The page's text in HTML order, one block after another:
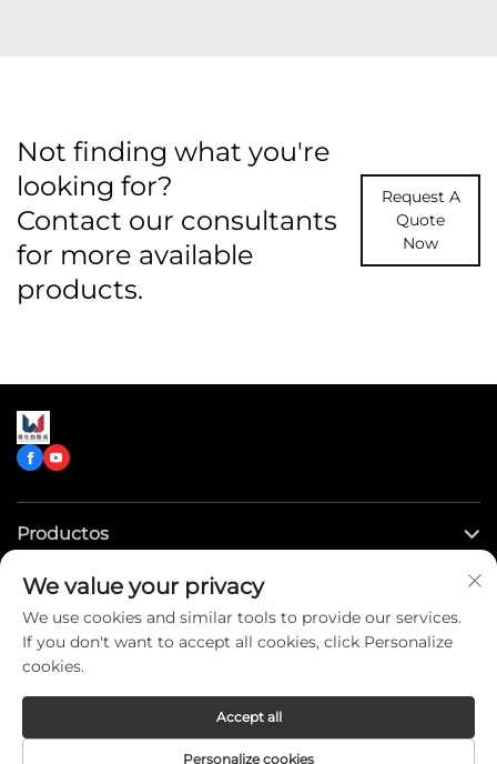
Not finding what you're
looking for?
Contact our consultants
for more available
products.
Request A
Quote
Now
Productos
Enlaces rápidos
Contáctenos
Copyright © CLW Special Truck Sales Co.,Ltd. All Rights
We value your privacy
We use cookies and similar tools to provide our services.
If you don't want to accept all cookies, click Personalize
cookies.
Personalize cookies
Accept all